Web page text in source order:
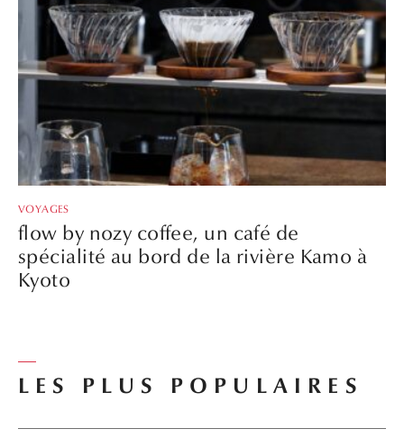
VOYAGES
flow by nozy coffee, un café de
spécialité au bord de la rivière Kamo à
Kyoto
LES PLUS POPULAIRES